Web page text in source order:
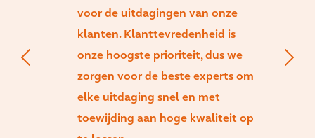
voor de uitdagingen van onze
klanten. Klanttevredenheid is
onze hoogste prioriteit, dus we
zorgen voor de beste experts om
elke uitdaging snel en met
toewijding aan hoge kwaliteit op